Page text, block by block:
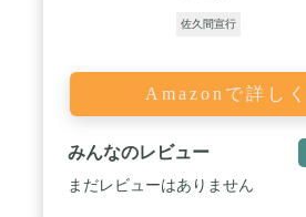
佐久間宣行
Amazonで詳し
みんなのレビュー
まだレビューはありません